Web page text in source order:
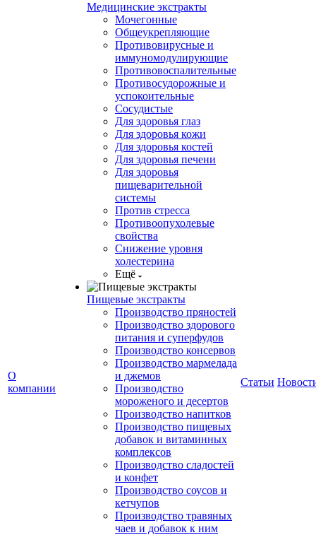
О
компании
Медицинские экстракты
Мочегонные
Общеукрепляющие
Противовирусные и
иммуномодулирующие
Противовоспалительные
Противосудорожные и
успокоительные
Сосудистые
Для здоровья глаз
Для здоровья кожи
Для здоровья костей
Для здоровья печени
Для здоровья
пищеварительной
системы
Против стресса
Противоопухолевые
свойства
Снижение уровня
холестерина
Ещё
Пищевые экстракты
Производство пряностей
Производство здорового
питания и суперфудов
Производство консервов
Производство мармелада
и джемов
Производство
мороженого и десертов
Производство напитков
Производство пищевых
добавок и витаминных
комплексов
Производство сладостей
и конфет
Производство соусов и
кетчупов
Производство травяных
чаев и добавок к ним
Статьи